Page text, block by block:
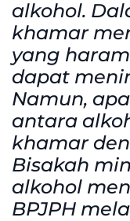
alkohol.
khamar
yang
dapat
Namun,
antara
khamar
Bisakah
alkohol
BPJPH